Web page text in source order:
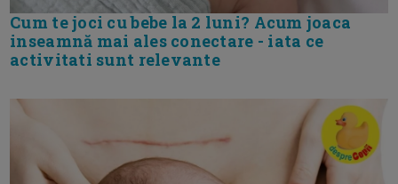
Cum te joci cu bebe la 2 luni? Acum joaca
inseamnă mai ales conectare - iata ce
activitati sunt relevante